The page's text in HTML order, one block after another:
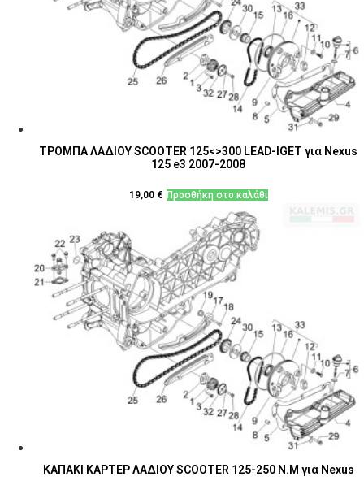
ΤΡΟΜΠΑ ΛΑΔΙΟΥ SCOOTER 125<>300 LEAD-IGET για Nexus
125 e3 2007-2008
19,00 € Προσθήκη στο καλάθι
ΚΑΠΑΚΙ ΚΑΡΤΕΡ ΛΑΔΙΟΥ SCΟOTER 125-250 Ν.Μ για Nexus